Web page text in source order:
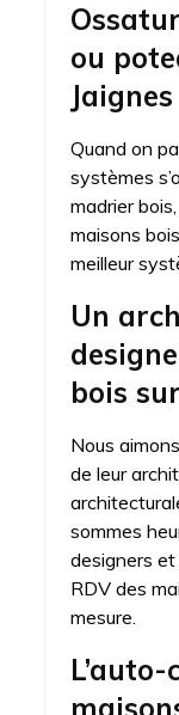
ou
Jaignes
Quand on
systèmes
madrier
maisons
meilleur
Un
bois
Nous
de leur
sommes
designers
RDV des
mesure.